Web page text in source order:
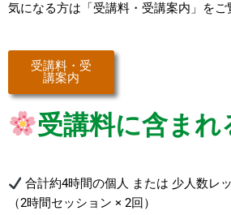
気になる方は「受講料・受講案内」をご
受講料・受
講案内
受講料に含まれ
合計約4時間の個人 または 少人数レ
（2時間セッション × 2回）